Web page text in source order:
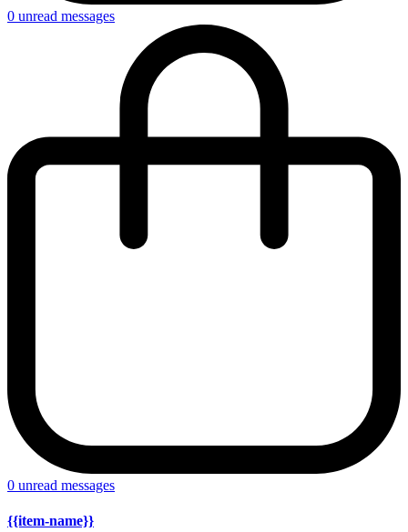
0 unread messages
0 unread messages
{{item-name}}